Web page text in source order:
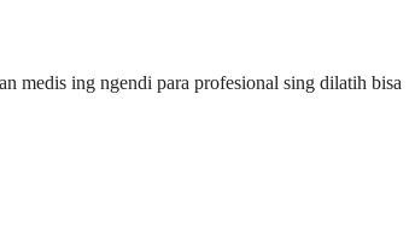
medis ing ngendi para profesional sing dilatih bisa